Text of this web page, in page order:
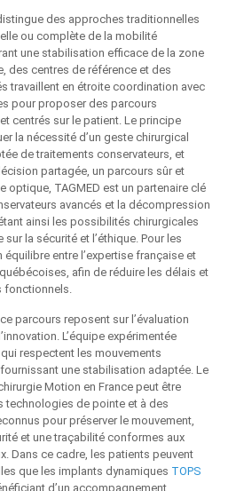
des approches traditionnelles
ou complète de la mobilité
une stabilisation efficace de la zone
des centres de référence et des
travaillent en étroite coordination avec
pour proposer des parcours
centrés sur le patient. Le principe
la nécessité d’un geste chirurgical
de traitements conservateurs, et
partagée, un parcours sûr et
optique, TAGMED est un partenaire clé
avancés et la décompression
ainsi les possibilités chirurgicales
la sécurité et l’éthique. Pour les
entre l’expertise française et
afin de réduire les délais et
fonctionnels.
parcours reposent sur l’évaluation
L’équipe expérimentée
respectent les mouvements
une stabilisation adaptée. Le
Motion en France peut être
technologies de pointe et à des
pour préserver le mouvement,
et une traçabilité conformes aux
Dans ce cadre, les patients peuvent
que les implants dynamiques TOPS
d’un accompagnement